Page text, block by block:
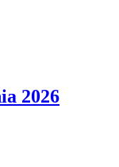
2026